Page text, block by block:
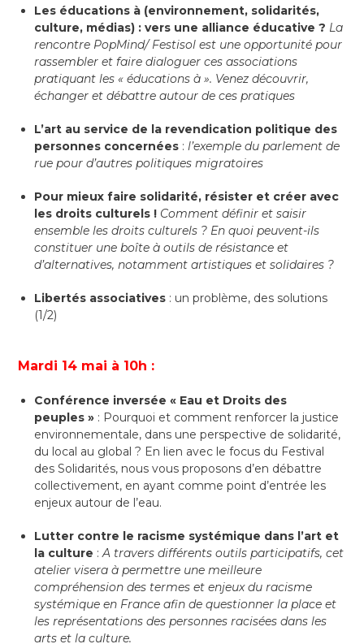
Les éducations à (environnement, solidarités,
culture, médias) : vers une alliance éducative ? La
rencontre PopMind/ Festisol est une opportunité pour
rassembler et faire dialoguer ces associations
pratiquant les « éducations à ». Venez découvrir,
échanger et débattre autour de ces pratiques
L’art au service de la revendication politique des
personnes concernées :l’exemple du parlement de
rue pour d’autres politiques migratoires
Pour mieux faire solidarité, résister et créer avec
les droits culturels ! Comment définir et saisir
ensemble les droits culturels ? En quoi peuvent-ils
constituer une boîte à outils de résistance et
d’alternatives, notamment artistiques et solidaires ?
Libertés associatives : un problème, des solutions
(1/2)
Mardi 14 mai à 10h :
Conférence inversée « Eau et Droits des
peuples » : Pourquoi et comment renforcer la justice
environnementale, dans une perspective de solidarité,
du local au global ? En lien avec le focus du Festival
des Solidarités, nous vous proposons d’en débattre
collectivement, en ayant comme point d’entrée les
enjeux autour de l’eau.
Lutter contre le racisme systémique dans l’art et
la culture :A travers différents outils participatifs, cet
atelier visera à permettre une meilleure
compréhension des termes et enjeux du racisme
systémique en France afin de questionner la place et
les représentations des personnes racisées dans les
arts et la culture.